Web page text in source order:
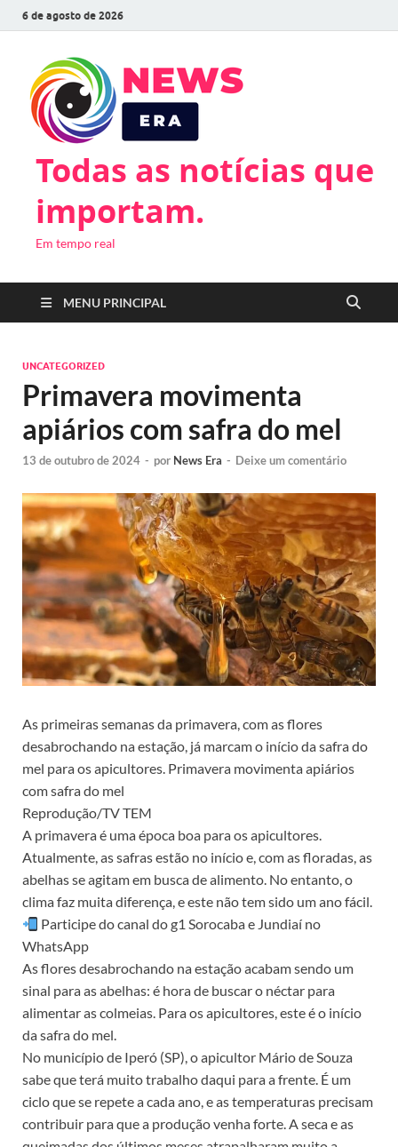
6 de agosto de 2026
Todas as notícias que
importam.
Em tempo real
MENU PRINCIPAL
UNCATEGORIZED
Primavera movimenta
apiários com safra do mel
13 de outubro de 2024 - por News Era - Deixe um comentário
As primeiras semanas da primavera, com as flores
desabrochando na estação, já marcam o início da safra do
mel para os apicultores. Primavera movimenta apiários
com safra do mel
Reprodução/TV TEM
A primavera é uma época boa para os apicultores.
Atualmente, as safras estão no início e, com as floradas, as
abelhas se agitam em busca de alimento. No entanto, o
clima faz muita diferença, e este não tem sido um ano fácil.
Participe do canal do g1 Sorocaba e Jundiaí no
WhatsApp
As flores desabrochando na estação acabam sendo um
sinal para as abelhas: é hora de buscar o néctar para
alimentar as colmeias. Para os apicultores, este é o início
da safra do mel.
No município de Iperó (SP), o apicultor Mário de Souza
sabe que terá muito trabalho daqui para a frente. É um
ciclo que se repete a cada ano, e as temperaturas precisam
contribuir para que a produção venha forte. A seca e as